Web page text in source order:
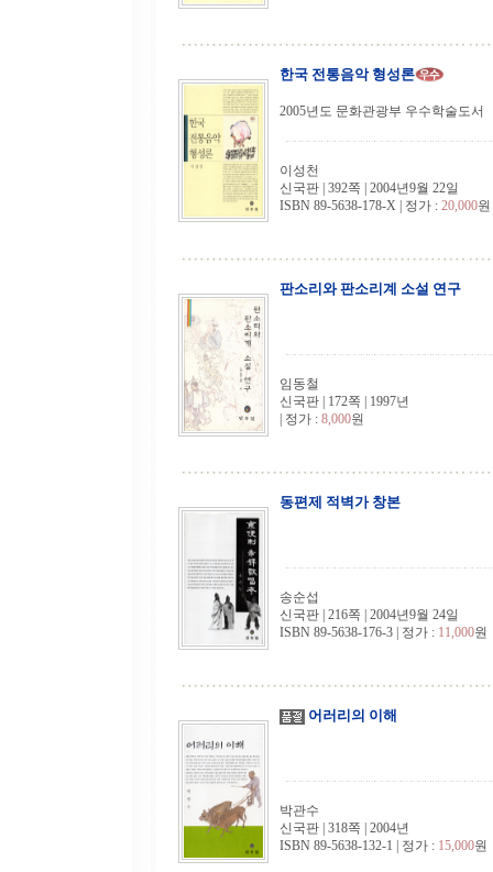
한국 전통음악 형성론
2005년도 문화관광부 우수학술도서
이성천
신국판 | 392쪽 | 2004년9월 22일
ISBN 89-5638-178-X | 정가 : 20,000원
판소리와 판소리계 소설 연구
임동철
신국판 | 172쪽 | 1997년
| 정가 : 8,000원
동편제 적벽가 창본
송순섭
신국판 | 216쪽 | 2004년9월 24일
ISBN 89-5638-176-3 | 정가 : 11,000원
어러리의 이해
박관수
신국판 | 318쪽 | 2004년
ISBN 89-5638-132-1 | 정가 : 15,000원